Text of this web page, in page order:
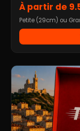
À partir de
Petite (29cm) ou